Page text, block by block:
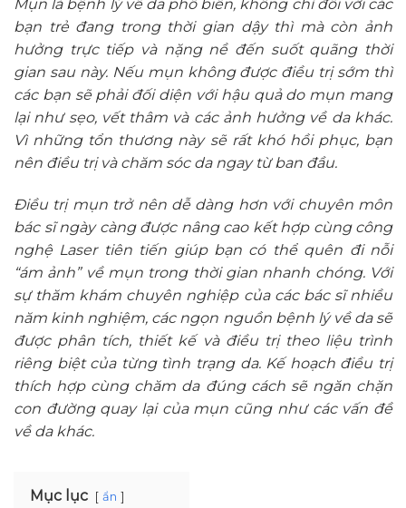
Mụn là bệnh lý về da phổ biến, không chỉ đối với các
bạn trẻ đang trong thời gian dậy thì mà còn ảnh
hưởng trực tiếp và nặng nề đến suốt quãng thời
gian sau này. Nếu mụn không được điều trị sớm thì
các bạn sẽ phải đối diện với hậu quả do mụn mang
lại như sẹo, vết thâm và các ảnh hưởng về da khác.
Vì những tổn thương này sẽ rất khó hồi phục, bạn
nên điều trị và chăm sóc da ngay từ ban đầu.
Điều trị mụn trở nên dễ dàng hơn với chuyên môn
bác sĩ ngày càng được nâng cao kết hợp cùng công
nghệ Laser tiên tiến giúp bạn có thể quên đi nỗi
“ám ảnh” về mụn trong thời gian nhanh chóng. Với
sự thăm khám chuyên nghiệp của các bác sĩ nhiều
năm kinh nghiệm, các ngọn nguồn bệnh lý về da sẽ
được phân tích, thiết kế và điều trị theo liệu trình
riêng biệt của từng tình trạng da. Kế hoạch điều trị
thích hợp cùng chăm da đúng cách sẽ ngăn chặn
con đường quay lại của mụn cũng như các vấn đề
về da khác.
Mục lục ẩn